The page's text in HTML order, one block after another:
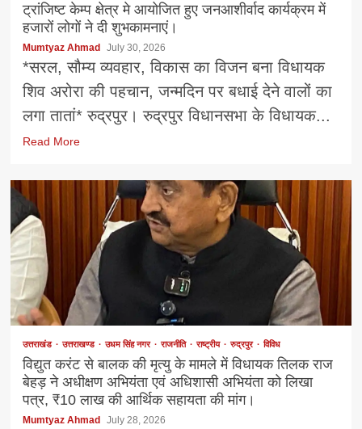
ट्रांजिष्ट केम्प क्षेत्र मे आयोजित हुए जनआशीर्वाद कार्यक्रम में
हजारों लोगों ने दी शुभकामनाएं।
Mumtyaz Ahmad July 30, 2026
*सरल, सौम्य व्यवहार, विकास का विजन बना विधायक
शिव अरोरा की पहचान, जन्मदिन पर बधाई देने वालों का
लगा तातां* रुद्रपुर। रुद्रपुर विधानसभा के विधायक...
Read More
उत्तराखंड उत्तराखण्ड उधम सिंह नगर राजनीति राष्ट्रीय रुद्रपुर विविध
विद्युत करंट से बालक की मृत्यु के मामले में विधायक तिलक राज
बेहड़ ने अधीक्षण अभियंता एवं अधिशासी अभियंता को लिखा
पत्र, ₹10 लाख की आर्थिक सहायता की मांग।
Mumtyaz Ahmad July 28, 2026